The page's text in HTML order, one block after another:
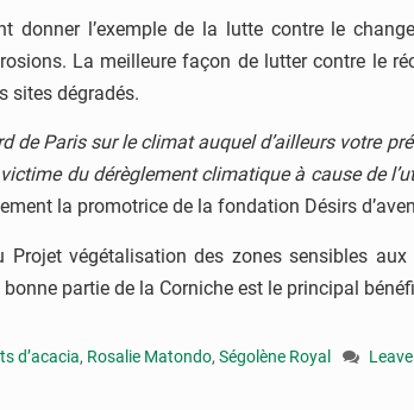
l’exemple de la lutte contre le
La meilleure façon de lutter contre le
sites dégradés.
de Paris sur le climat auquel d’ailleurs votre
du dérèglement climatique à cause de
la promotrice de la fondation Désirs
végétalisation des zones sensibles aux
partie de la Corniche est le principal
d’acacia, Rosalie Matondo, Ségolène Royal